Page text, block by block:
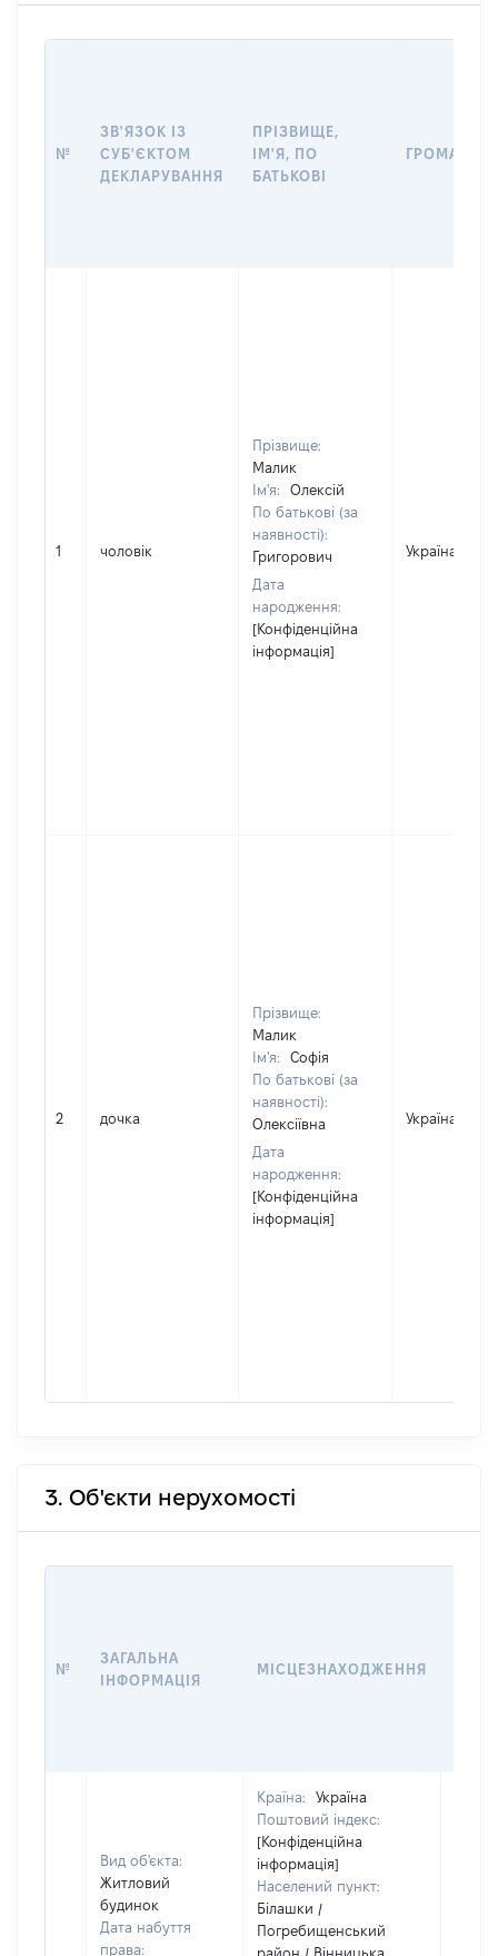
№
ЗВ'ЯЗОК ІЗ
СУБ'ЄКТОМ
ДЕКЛАРУВАННЯ
ПРІЗВИЩЕ,
ІМ'Я, ПО
БАТЬКОВІ
1 чоловік
Прізвище:
Малик
Ім'я:
Олексій
По батькові (за
наявності):
Григорович
Дата
народження:
[Конфіденційна
інформація]
Україна
2 дочка
Прізвище:
Малик
Ім'я:
Софія
По батькові (за
наявності):
Олексіївна
Дата
народження:
[Конфіденційна
інформація]
Україна
3. Об'єкти нерухомості
№
ЗАГАЛЬНА
ІНФОРМАЦІЯ
МІСЦЕЗНАХОДЖЕННЯ
Вид об'єкта:
Житловий
будинок
Дата набуття
права:
Країна:
Україна
Поштовий індекс:
[Конфіденційна
інформація]
Населений пункт:
Білашки /
Погребищенський
район / Вінницька